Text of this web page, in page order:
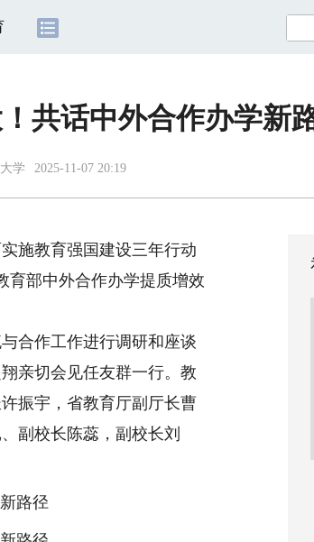
共话中外合作办学新
学 2025-11-07 20:19
施教育强国建设三年行动
育部中外合作办学提质增效
合作工作进行调研和座谈
亲切会见任友群一行。教
振宇，省教育厅副厅长曹
副校长陈蕊，副校长刘